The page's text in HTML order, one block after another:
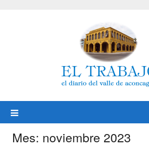
Mes: noviembre 2023